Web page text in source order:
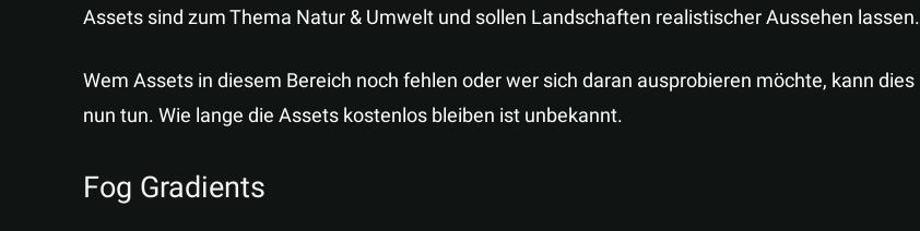
Assets sind zum Thema Natur & Umwelt und sollen Landschaften realistischer Aussehen lassen.
Wem Assets in diesem Bereich noch fehlen oder wer sich daran ausprobieren möchte, kann dies
nun tun. Wie lange die Assets kostenlos bleiben ist unbekannt.
Fog Gradients